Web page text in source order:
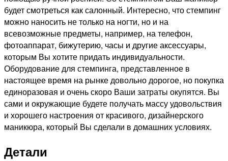
будет смотреться как салонный. Интересно, что стемпинг
можно наносить не только на ногти, но и на
всевозможные предметы, например, на телефон,
фотоаппарат, бижутерию, часы и другие аксессуары,
которым Вы хотите придать индивидуальности.
Оборудование для стемпинга, представленное в
настоящее время на рынке довольно дорогое, но покупка
единоразовая и очень скоро Ваши затраты окупятся. Вы
сами и окружающие будете получать массу удовольствия
и хорошего настроения от красивого, дизайнерского
маникюра, который Вы сделали в домашних условиях.
Детали